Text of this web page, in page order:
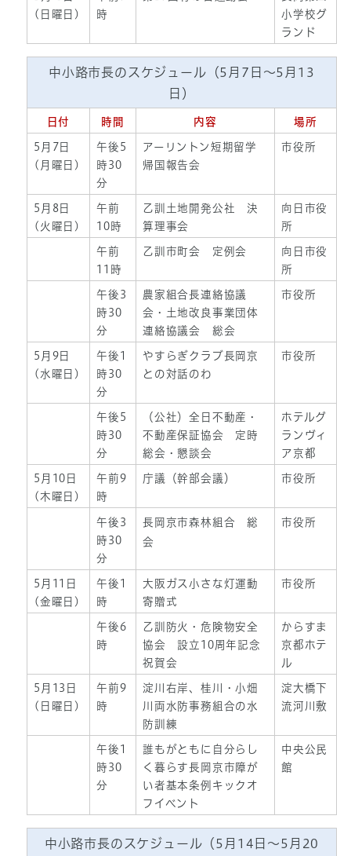
(日曜日)
時
小学校グ
ランド
中小路市長のスケジュール（5月7日～5月13
日）
日付 時間 内容 場所
5月7日
(月曜日)
午後5
時30
分
アーリントン短期留学
帰国報告会
市役所
5月8日
(火曜日)
午前
10時
乙訓土地開発公社 決
算理事会
向日市役
所
午前
11時
乙訓市町会 定例会
向日市役
所
午後3
時30
分
農家組合長連絡協議
会・土地改良事業団体
連絡協議会 総会
市役所
5月9日
(水曜日)
午後1
時30
分
やすらぎクラブ長岡京
との対話のわ
市役所
午後5
時30
分
（公社）全日不動産・
不動産保証協会 定時
総会・懇談会
ホテルグ
ランヴィ
ア京都
5月10日
(木曜日)
午前9
時
庁議（幹部会議） 市役所
午後3
時30
分
長岡京市森林組合 総
会
市役所
5月11日
(金曜日)
午後1
時
大阪ガス小さな灯運動
寄贈式
市役所
午後6
時
乙訓防火・危険物安全
協会 設立10周年記念
祝賀会
からすま
京都ホテ
ル
5月13日
(日曜日)
午前9
時
淀川右岸、桂川・小畑
川両水防事務組合の水
防訓練
淀大橋下
流河川敷
午後1
時30
分
誰もがともに自分らし
く暮らす長岡京市障が
い者基本条例キックオ
フイベント
中央公民
館
中小路市長のスケジュール（5月14日～5月20